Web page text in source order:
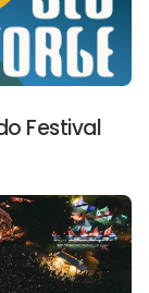
Festival